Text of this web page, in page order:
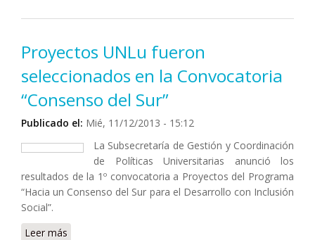
personal UNLu
Proyectos UNLu fueron
seleccionados en la Convocatoria
“Consenso del Sur”
Publicado el: Mié, 11/12/2013 - 15:12
La Subsecretaría de Gestión y Coordinación
de Políticas Universitarias anunció los
resultados de la 1º convocatoria a Proyectos del Programa
“Hacia un Consenso del Sur para el Desarrollo con Inclusión
Social”.
Leer más